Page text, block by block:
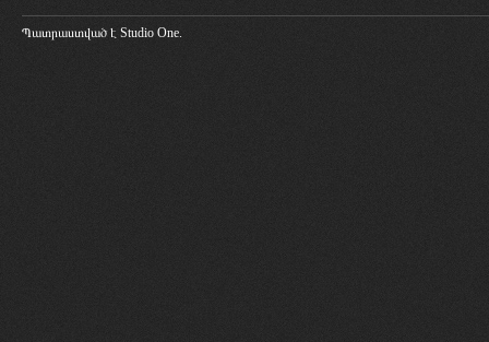
Պատրաստված է Studio One.